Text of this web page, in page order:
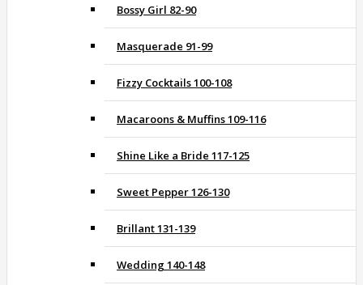
Bossy Girl 82-90
Masquerade 91-99
Fizzy Cocktails 100-108
Macaroons & Muffins 109-116
Shine Like a Bride 117-125
Sweet Pepper 126-130
Brillant 131-139
Wedding 140-148